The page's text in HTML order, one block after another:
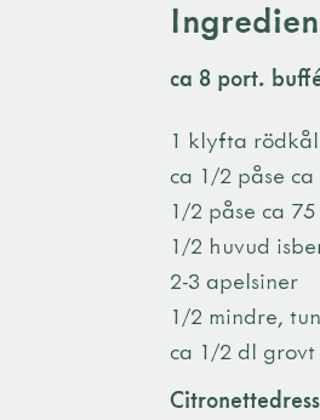
ca 8 port.
1 klyfta rödkål
ca 1/2 påse
1/2 påse ca
1/2 huvud
2-3 apelsiner
1/2 mindre,
ca 1/2 dl